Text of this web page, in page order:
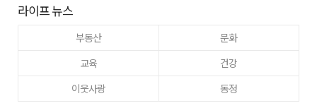
라이프 뉴스
부동산
문화
교육
건강
이웃사랑
동정